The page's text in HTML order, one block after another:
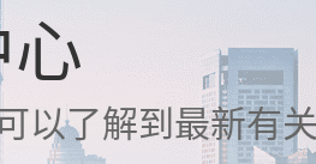
以了解到最新有